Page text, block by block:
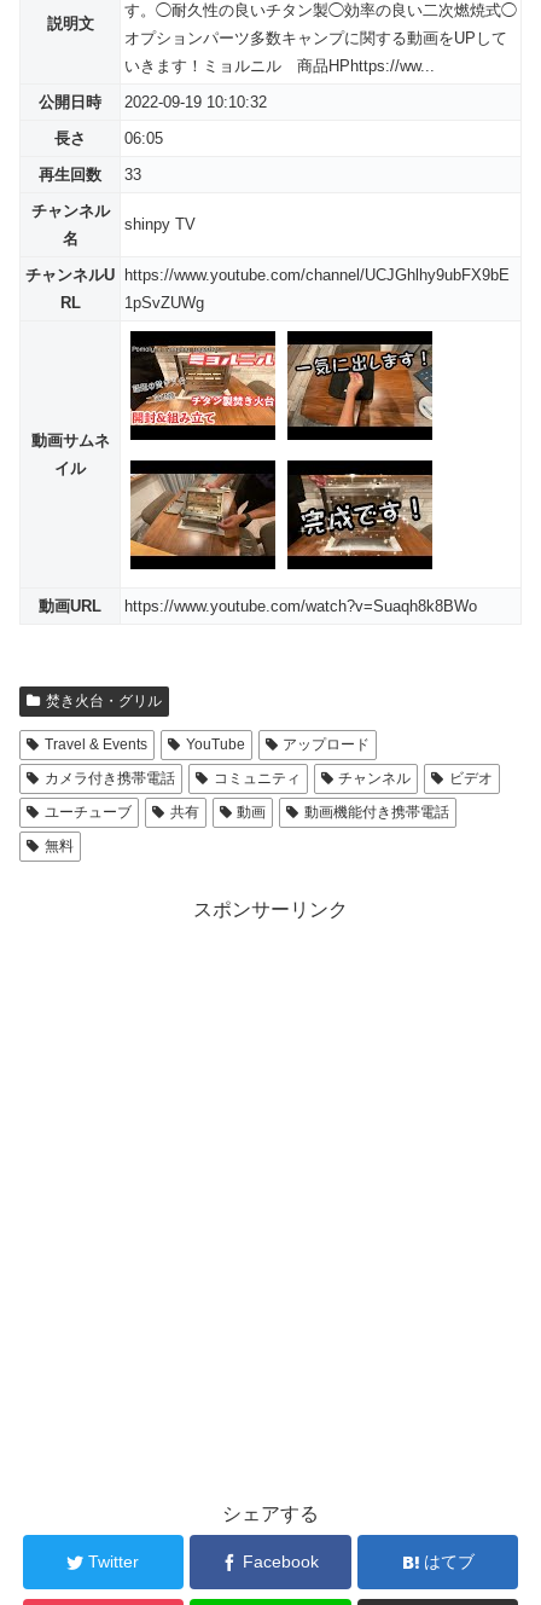
説明文
す。◯耐久性の良いチタン製◯効率の良い二次燃焼式◯
オプションパーツ多数キャンプに関する動画をUPして
いきます！ミョルニル 商品HPhttps://ww...
公開日時
2022-09-19 10:10:32
長さ
06:05
再生回数
33
チャンネル
名
shinpy TV
チャンネルU
RL
https://www.youtube.com/channel/UCJGhlhy9ubFX9bE
1pSvZUWg
動画サムネ
イル
動画URL https://www.youtube.com/watch?v=Suaqh8k8BWo
焚き火台・グリル
Travel & Events YouTube
アップロード
カメラ付き携帯電話
コミュニティ チャンネル
ビデオ
ユーチューブ
共有 動画
動画機能付き携帯電話
無料
スポンサーリンク
シェアする
Twitter Facebook はてブ